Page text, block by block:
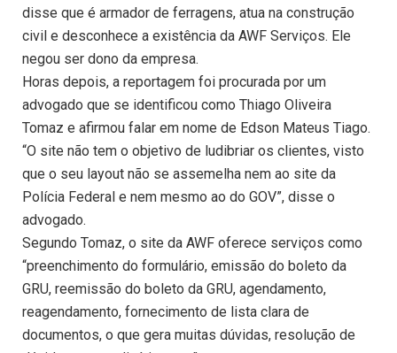
disse que é armador de ferragens, atua na construção
civil e desconhece a existência da AWF Serviços. Ele
negou ser dono da empresa.
Horas depois, a reportagem foi procurada por um
advogado que se identificou como Thiago Oliveira
Tomaz e afirmou falar em nome de Edson Mateus Tiago.
“O site não tem o objetivo de ludibriar os clientes, visto
que o seu layout não se assemelha nem ao site da
Polícia Federal e nem mesmo ao do GOV”, disse o
advogado.
Segundo Tomaz, o site da AWF oferece serviços como
“preenchimento do formulário, emissão do boleto da
GRU, reemissão do boleto da GRU, agendamento,
reagendamento, fornecimento de lista clara de
documentos, o que gera muitas dúvidas, resolução de